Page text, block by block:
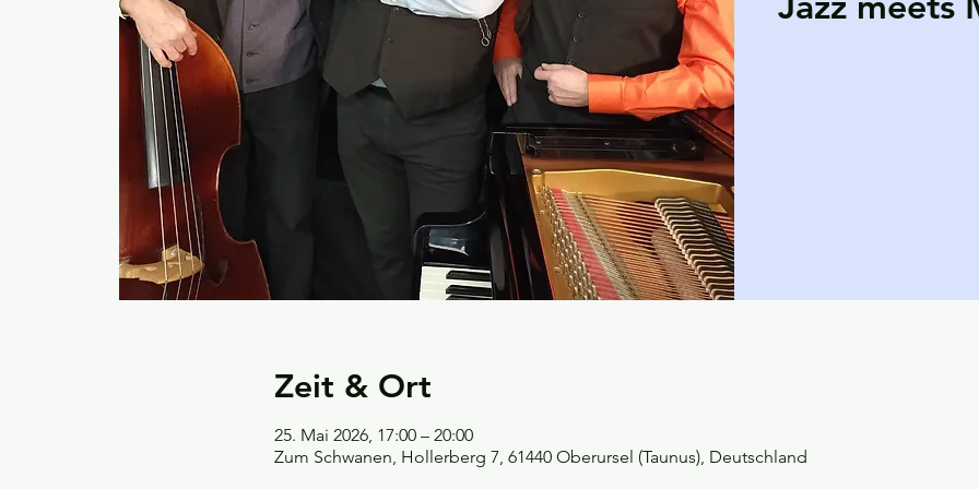
Zeit & Ort
25. Mai 2026, 17:00 – 20:00
Zum Schwanen, Hollerberg 7, 61440 Oberursel (Taunus), Deutschland